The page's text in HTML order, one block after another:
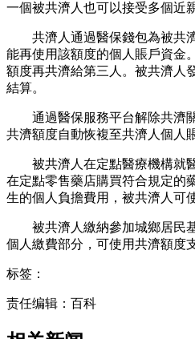
一個被共濟人也可以接受多個近
共濟人通過醫保錢包為被共
能再使用該額度的個人賬戶資金
額度再共濟給第三人。被共濟人
結算。
通過醫保服務平台解除共濟
共濟額度自動恢複至共濟人個人
被共濟人在定點醫療機構就醫
在定點零售藥店購買符合規定的
生的個人負擔費用，被共濟人可
被共濟人繳納參加城鄉居民
個人繳費部分，可使用共濟額度
标签：
责任编辑：百科